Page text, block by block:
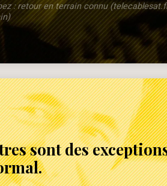
: retour en terrain connu
sont des